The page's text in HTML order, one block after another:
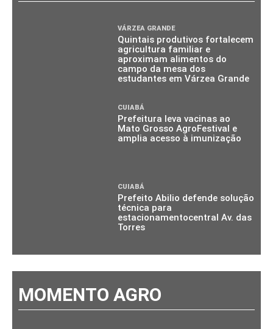
VÁRZEA GRANDE
Quintais produtivos fortalecem
agricultura familiar e
aproximam alimentos do
campo da mesa dos
estudantes em Várzea Grande
CUIABÁ
Prefeitura leva vacinas ao
Mato Grosso AgroFestival e
amplia acesso à imunização
CUIABÁ
Prefeito Abilio defende solução
técnica para
estacionamentocentral Av. das
Torres
MOMENTO AGRO